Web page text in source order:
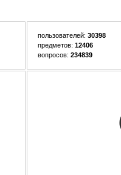
пользователей: 30398
предметов: 12406
вопросов: 234839